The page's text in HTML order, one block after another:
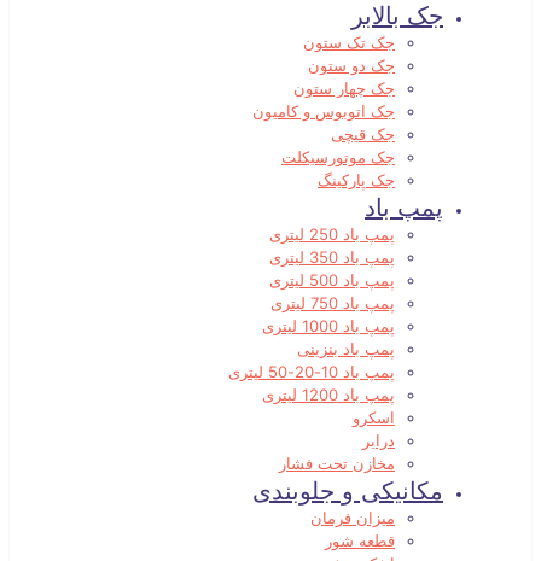
جک بالابر
جک تک ستون
جک دو ستون
جک چهار ستون
جک اتوبوس و کامیون
جک قیچی
جک موتورسیکلت
جک پارکینگ
پمپ باد
پمپ باد 250 لیتری
پمپ باد 350 لیتری
پمپ باد 500 لیتری
پمپ باد 750 لیتری
پمپ باد 1000 لیتری
پمپ باد بنزینی
پمپ باد 10-20-50 لیتری
پمپ باد 1200 لیتری
اسکرو
درایر
مخازن تحت فشار
مکانیکی و جلوبندی
میزان فرمان
قطعه شور